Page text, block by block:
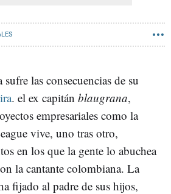
sufre las consecuencias de su
. el ex capitán blaugrana,
empresariales como la
vive, uno tras otro,
en los que la gente lo abuchea
la cantante colombiana. La
fijado al padre de sus hijos,